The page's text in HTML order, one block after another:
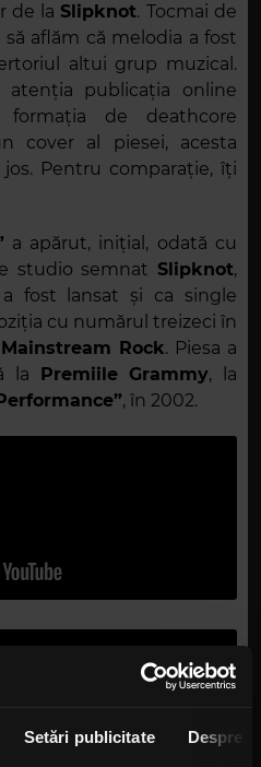
Setări publicitate Despre
de la Slipknot. Tocmai de
aflăm că melodia a fost
altui grup muzical.
publicația online
formația de deathcore
cover al piesei, acesta
Pentru comparație, îți
a apărut, inițial, odată cu
studio semnat Slipknot,
a fost lansat și ca single
cu numărul treizeci în
Rock. Piesa a
la Premiile Grammy, la
, în 2002.